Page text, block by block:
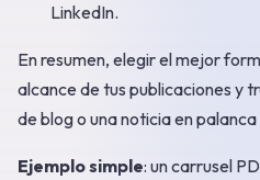
LinkedIn.
En resumen, elegir el mejor
alcance de tus publicaciones y
de blog o una noticia en
Ejemplo simple: un carrusel